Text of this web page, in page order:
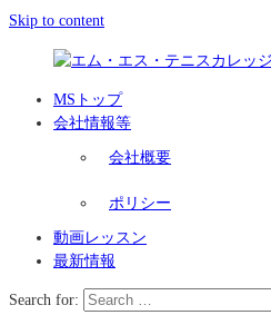
Skip to content
MSトップ
会社情報等
会社概要
ポリシー
動画レッスン
最新情報
Search for: